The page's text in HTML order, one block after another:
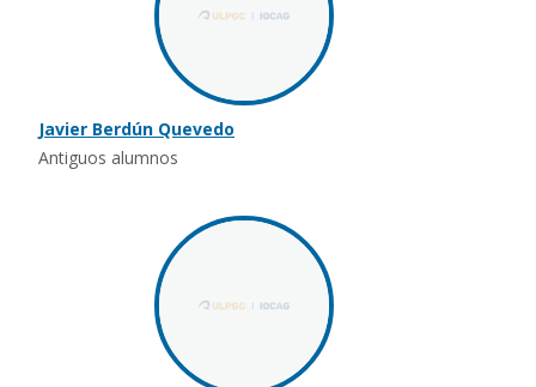
Javier Berdún Quevedo
Antiguos alumnos